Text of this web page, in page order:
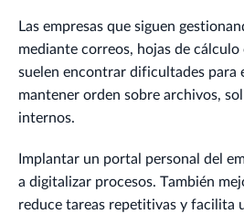
Las empresas que siguen
mediante correos, hojas de cálculo
suelen encontrar dificultades para
mantener orden sobre archivos,
internos.
Implantar un portal personal del
a digitalizar procesos. También
reduce tareas repetitivas y facilita